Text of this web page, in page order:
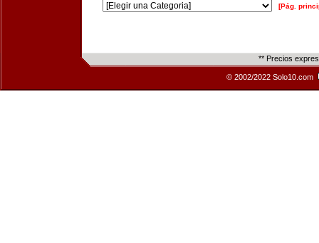
[Pág.
** Precios
© 2002/2022 Solo10.com